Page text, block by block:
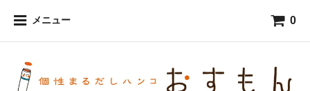
メニュー 0